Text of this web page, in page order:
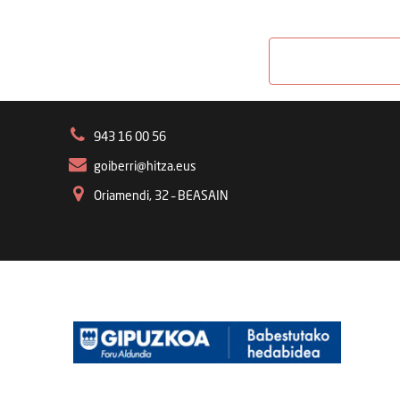
943 16 00 56
goiberri@hitza.eus
Oriamendi, 32 – BEASAIN